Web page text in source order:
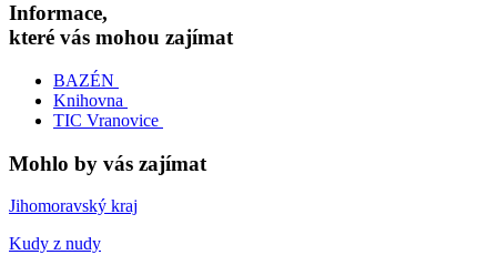
Informace,
které vás mohou zajímat
BAZÉN
Knihovna
TIC Vranovice
Mohlo by vás zajímat
Jihomoravský kraj
Kudy z nudy